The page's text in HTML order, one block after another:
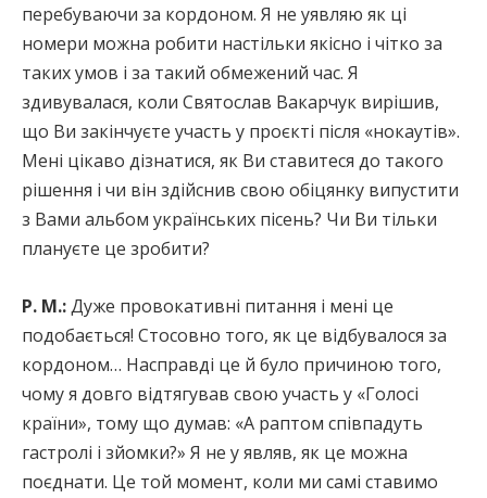
перебуваючи за кордоном. Я не уявляю як ці
номери можна робити настільки якісно і чітко за
таких умов і за такий обмежений час. Я
здивувалася, коли Святослав Вакарчук вирішив,
що Ви закінчуєте участь у проєкті після «нокаутів».
Мені цікаво дізнатися, як Ви ставитеся до такого
рішення і чи він здійснив свою обіцянку випустити
з Вами альбом українських пісень? Чи Ви тільки
плануєте це зробити?
Р. М.:Дуже провокативні питання і мені це
подобається! Стосовно того, як це відбувалося за
кордоном… Насправді це й було причиною того,
чому я довго відтягував свою участь у «Голосі
країни», тому що думав: «А раптом співпадуть
гастролі і зйомки?» Я не у являв, як це можна
поєднати. Це той момент, коли ми самі ставимо